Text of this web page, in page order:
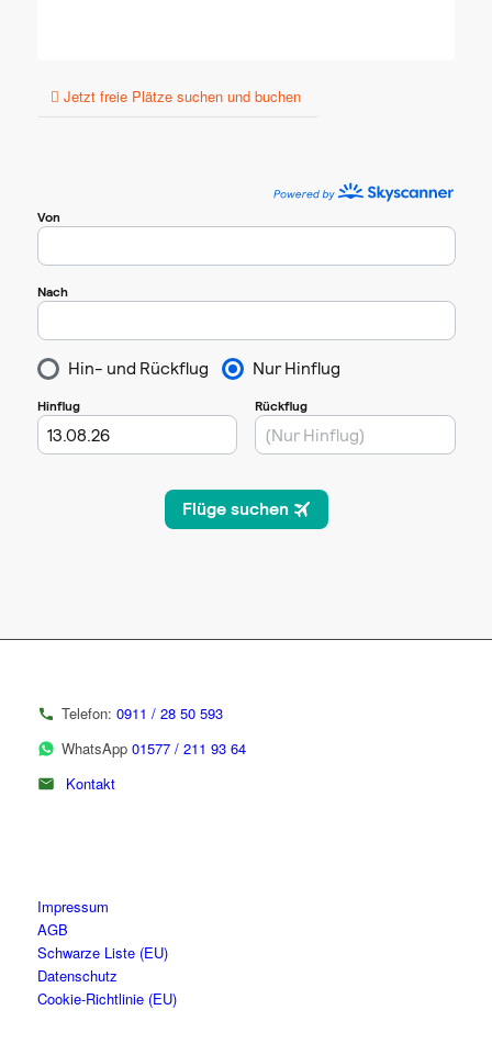
Jetzt freie Plätze suchen und buchen
Telefon: 0911 / 28 50 593
WhatsApp 01577 / 211 93 64
Kontakt
Impressum
AGB
Schwarze Liste (EU)
Datenschutz
Cookie-Richtlinie (EU)